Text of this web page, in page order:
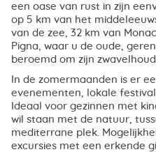
een oase van rust in zijn
op 5 km van het
van de zee, 32 km van
Pigna, waar u de oude,
beroemd om zijn
In de zomermaanden is er
evenementen, lokale
Ideaal voor gezinnen met
wil staan met de natuur,
mediterrane plek.
excursies met een erkende